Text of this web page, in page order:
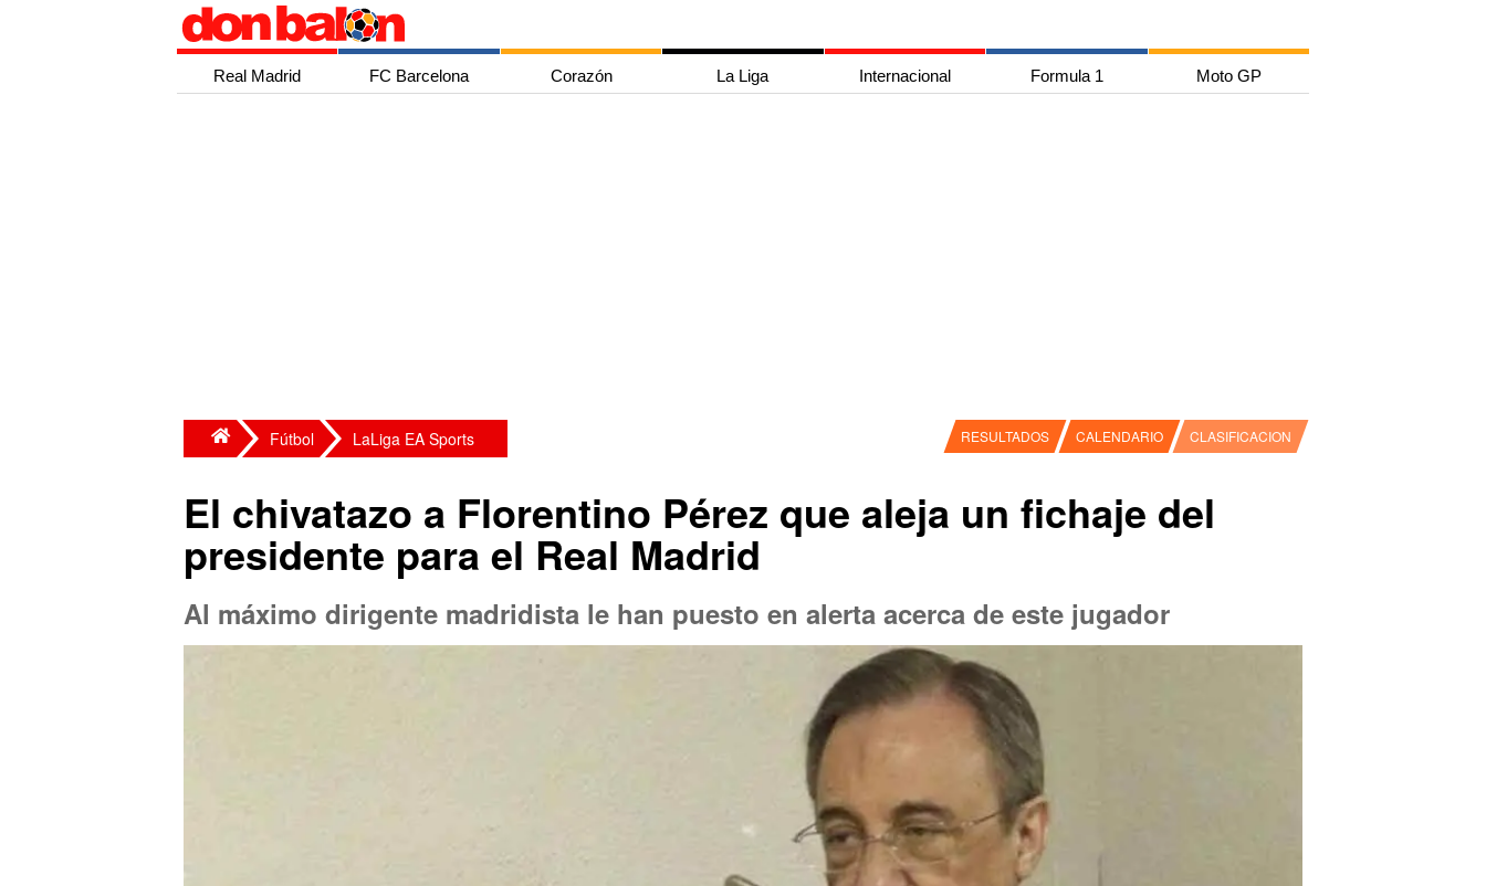
Real Madrid FC Barcelona Corazón La Liga Internacional Formula 1 Moto GP
Fútbol LaLiga EA Sports RESULTADOS CALENDARIO CLASIFICACION
El chivatazo a Florentino Pérez que aleja un fichaje del
presidente para el Real Madrid
Al máximo dirigente madridista le han puesto en alerta acerca de este jugador